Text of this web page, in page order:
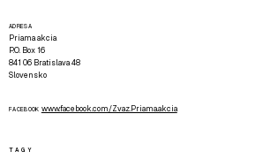
ADRESA
Priama akcia
P.O. Box 16
841 06 Bratislava 48
Slovensko
FACEBOOK www.facebook.com/Zvaz.Priama.akcia
TAGY